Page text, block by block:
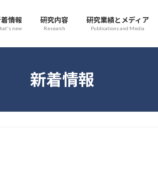
情報
new
研究内容
Research
研究業績とメディア
Publications and Media
新着情報